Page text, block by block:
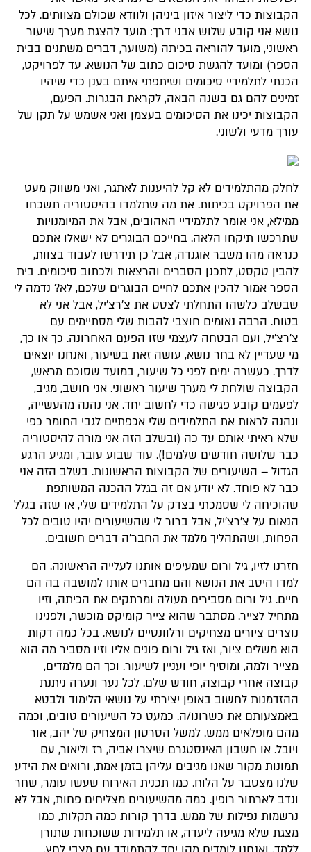
הקבוצות כדי ליצור איזון ביניהן ולוודא שכולם מצוותים. לכל
נושא אני קובע שלוש אבני דרך: מועד להצגת מערך שיעור
ראשוני, מועד להוראה בכיתה (משוער, דברים משתנים בבית
הספר) ומועד להגשת סיכום כתוב של הנושא. עד לפרויקט,
הכנתי לתלמידיי סיכומים ושיתפתי איתם בענן כדי שיהיו
זמינים להם גם בשנה הבאה, לקראת הבגרות. הפעם,
הקבוצות יכינו את הסיכומים בעצמן ואני אשמש על תקן של
עורך מדעי ולשוני.
לחלק מהתלמידים לא קל להיענות לאתגר, ואני משווק מעט
את הפרויקט בכיתות. את מה שתלמדו בהיסטוריה תשכחו
ממילא, אני אומר לתלמידיי האהובים, אבל את המיומנויות
שתרכשו תיקחו הלאה. בחייכם הבוגרים לא ישאלו אתכם
כנראה מהו משבר אוגנדה, אבל כן תידרשו לעבוד בצוות,
להבין טקסט, לתכנן הסברים והרצאות ולכתוב סיכומים. בית
הספר אמור להכין אתכם לחיים הבוגרים שלכם, לא? נדמה לי
שבשלב כלשהו התחלתי לצטט את צ'רצ'יל, אבל אני לא
בטוח. הרבה נאומים חוצבי להבות שלי מסתיימים עם
צ'רצ'יל, ועם הבטחה לעצמי שזו הפעם האחרונה. כך או כך,
מי שעדיין לא בחר נושא, עושה זאת בשיעור, ואנחנו יוצאים
לדרך. כעשרה ימים לפני כל שיעור, במועד שסוכם מראש,
הקבוצה שולחת לי מערך שיעור ראשוני. אני חושב, מגיב,
לפעמים קובע פגישה כדי לחשוב יחד. אני נהנה מהעשייה,
ונהנה לראות את התלמידים שלי אכפתיים לגבי החומר כפי
שלא ראיתי אותם עד כה (ובשלב הזה אני מורה להיסטוריה
כבר שלושה חודשים שלמים!). עוד שבוע עובר, ומגיע הרגע
הגדול – השיעורים של הקבוצות הראשונות. בשלב הזה אני
כבר לא פוחד. לא יודע אם זה בגלל ההכנה המשותפת
שהוכיחה לי שסמכתי בצדק על התלמידים שלי, או שזה בגלל
הנאום על צ'רצ'יל, אבל ברור לי שהשיעורים יהיו טובים לכל
הפחות, ושהתהליך מלמד את החבר'ה דברים חשובים.
חזרנו לזיו, גיל ורום שמעיפים אותנו לעלייה הראשונה. הם
למדו היטב את הנושא והם מחברים אותו למושבה בה הם
חיים. גיל ורום מסבירים מעולה ומרתקים את הכיתה, וזיו
מתחיל לצייר. מסתבר שהוא צייר קומיקס מוכשר, ולפנינו
נוצרים ציורים מצחיקים ורלוונטיים לנושא. בכל כמה דקות
הוא משלים ציור, ואז גיל ורום פונים אליו וזיו מסביר מה הוא
מצייר ולמה, ומוסיף יופי ועניין לשיעור. וכך הם מלמדים,
קבוצה אחרי קבוצה, חודש שלם. לכל נער ונערה ניתנת
ההזדמנות לחשוב באופן יצירתי על נושאי הלימוד ולבטא
באמצעותם את כשרונו/ה. כמעט כל השיעורים טובים, וכמה
מהם מופלאים ממש. למשל הסרטון המצחיק של יהב, אור
ויובל. או חשבון האינסטגרם שיצרו אביה, רז וליאור, עם
תמונות מקור שאנו מגיבים עליהן בזמן אמת, ורואים את הידע
שלנו מצטבר על הלוח. כמו תכנית האירוח שעשו עומר, שחר
ונדב לארתור רופין. כמה מהשיעורים מצליחים פחות, אבל לא
נרשמות נפילות של ממש. בדרך קורות כמה תקלות, כמו
מצגת שלא מגיעה ליעדה, או תלמידות ששוכחות שתורן